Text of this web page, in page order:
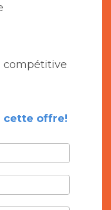
compétitive
cette offre!